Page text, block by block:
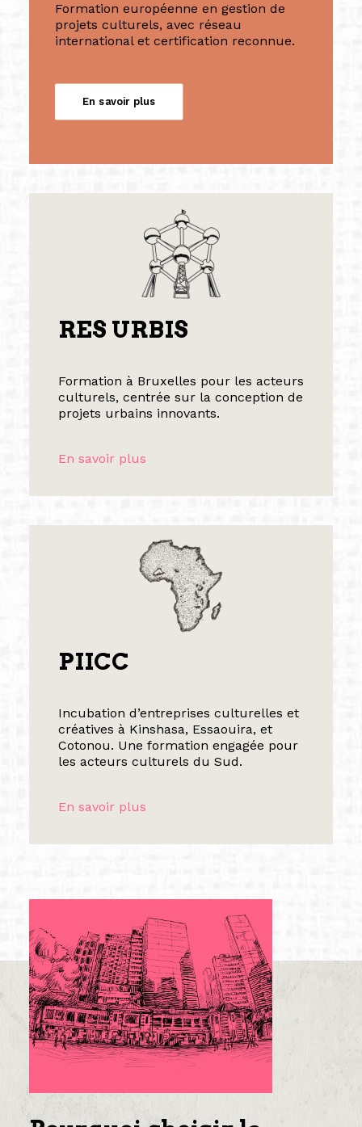
Formation européenne en gestion de
projets culturels, avec réseau
international et certification reconnue.
En savoir plus
RES URBIS
Formation à Bruxelles pour les acteurs
culturels, centrée sur la conception de
projets urbains innovants.
En savoir plus
PIICC
Incubation d’entreprises culturelles et
créatives à Kinshasa, Essaouira, et
Cotonou. Une formation engagée pour
les acteurs culturels du Sud.
En savoir plus